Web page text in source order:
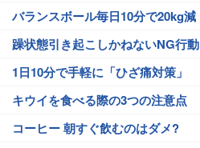
バランスボール毎日10分で20kg減
躁状態引き起こしかねないNG行動
1日10分で手軽に「ひざ痛対策」
キウイを食べる際の3つの注意点
コーヒー 朝すぐ飲むのはダメ?